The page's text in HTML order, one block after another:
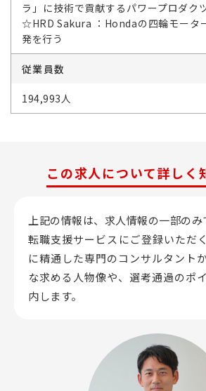
ラ」に技術で貢献するパワープロダク
☆HRD Sakura ：Hondaの四輪モータ
発を行う
従業員数
194,993人
この求人について詳しく
上記の情報は、求人情報の一部のみ
転職支援サービスにご登録いただ
に精通した専門のコンサルタントか
な求める人物像や、選考通過のポ
内します。